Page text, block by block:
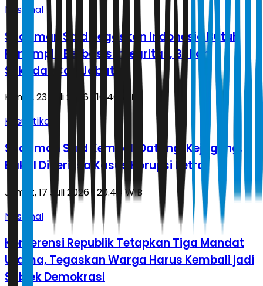
Nasional
Sudirman Said Tegaskan Indonesia Butuh
Pemimpin Berbasis Integritas, Bukan
Sekadar Cari Jabatan
Kamis, 23 Juli 2026 | 16.40 WIB
Kasuistika
Sudirman Said Kembali Datangi Kejagung,
Bakal Diperiksa Kasus Korupsi Petral
Jumat, 17 Juli 2026 | 20.44 WIB
Nasional
Konferensi Republik Tetapkan Tiga Mandat
Utama, Tegaskan Warga Harus Kembali jadi
Subjek Demokrasi